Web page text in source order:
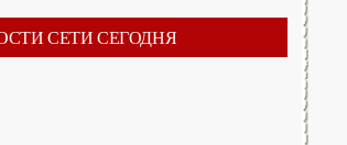
СЕТИ СЕГОДНЯ